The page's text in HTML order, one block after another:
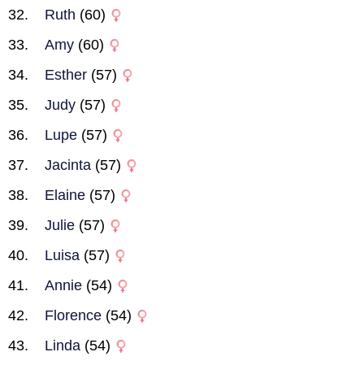
Ruth (60)
Amy (60)
Esther (57)
Judy (57)
Lupe (57)
Jacinta (57)
Elaine (57)
Julie (57)
Luisa (57)
Annie (54)
Florence (54)
Linda (54)